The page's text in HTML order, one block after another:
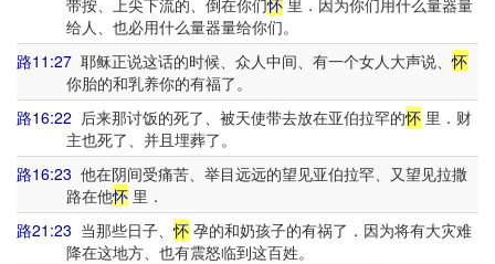
带按、上尖下流的、倒在你们怀里．因为你们用什么量器量
给人、也必用什么量器量给你们。
路11:27 耶稣正说这话的时候、众人中间、有一个女人大声说、怀
你胎的和乳养你的有福了。
路16:22 后来那讨饭的死了、被天使带去放在亚伯拉罕的怀 里．财
主也死了、并且埋葬了。
路16:23 他在阴间受痛苦、举目远远的望见亚伯拉罕、又望见拉撒
路在他怀里．
路21:23 当那些日子、怀 孕的和奶孩子的有祸了．因为将有大灾难
降在这地方、也有震怒临到这百姓。